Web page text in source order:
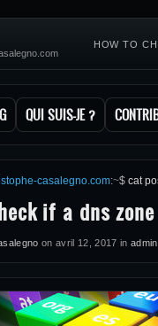
HOW TO
QUI SUIS-JE ?
casalegno.com:~$ cat
if a dns
on avril 12, 2017 in